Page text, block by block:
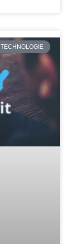
TECHNOLOGIE